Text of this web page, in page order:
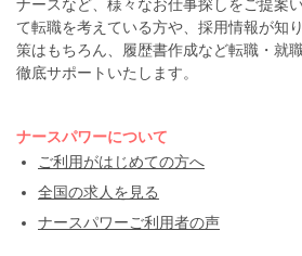
ナースなど、様々なお仕事探しをご提案
て転職を考えている方や、採用情報が知
策はもちろん、履歴書作成など転職・就
徹底サポートいたします。
ナースパワーについて
ご利用がはじめての方へ
全国の求人を見る
ナースパワーご利用者の声